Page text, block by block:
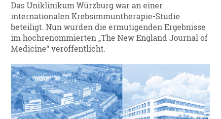
Das Uniklinikum Würzburg war an einer
internationalen Krebsimmuntherapie-Studie
beteiligt. Nun wurden die ermutigenden Ergebnisse
im hochrenommierten „The New England Journal of
Medicine“ veröffentlicht.